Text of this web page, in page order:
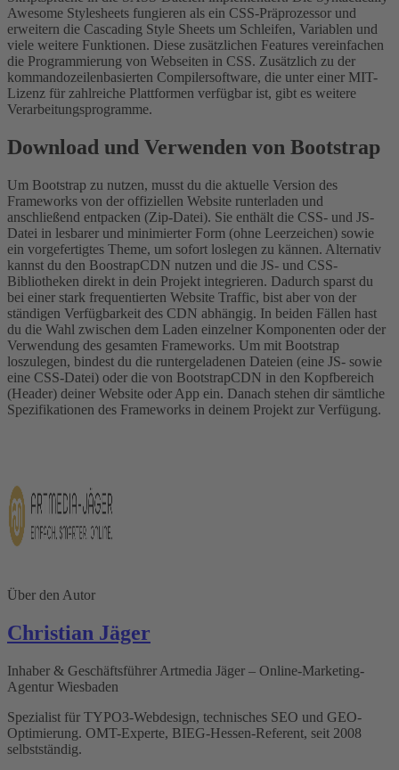
Awesome Stylesheets fungieren als ein CSS-Präprozessor und
erweitern die Cascading Style Sheets um Schleifen, Variablen und
viele weitere Funktionen. Diese zusätzlichen Features vereinfachen
die Programmierung von Webseiten in CSS. Zusätzlich zu der
kommandozeilenbasierten Compilersoftware, die unter einer MIT-
Lizenz für zahlreiche Plattformen verfügbar ist, gibt es weitere
Verarbeitungsprogramme.
Download und Verwenden von Bootstrap
Um Bootstrap zu nutzen, musst du die aktuelle Version des
Frameworks von der offiziellen Website runterladen und
anschließend entpacken (Zip-Datei). Sie enthält die CSS- und JS-
Datei in lesbarer und minimierter Form (ohne Leerzeichen) sowie
ein vorgefertigtes Theme, um sofort loslegen zu kännen. Alternativ
kannst du den BoostrapCDN nutzen und die JS- und CSS-
Bibliotheken direkt in dein Projekt integrieren. Dadurch sparst du
bei einer stark frequentierten Website Traffic, bist aber von der
ständigen Verfügbarkeit des CDN abhängig. In beiden Fällen hast
du die Wahl zwischen dem Laden einzelner Komponenten oder der
Verwendung des gesamten Frameworks. Um mit Bootstrap
loszulegen, bindest du die runtergeladenen Dateien (eine JS- sowie
eine CSS-Datei) oder die von BootstrapCDN in den Kopfbereich
(Header) deiner Website oder App ein. Danach stehen dir sämtliche
Spezifikationen des Frameworks in deinem Projekt zur Verfügung.
Über den Autor
Christian Jäger
Inhaber & Geschäftsführer Artmedia Jäger – Online-Marketing-
Agentur Wiesbaden
Spezialist für TYPO3-Webdesign, technisches SEO und GEO-
Optimierung. OMT-Experte, BIEG-Hessen-Referent, seit 2008
selbstständig.